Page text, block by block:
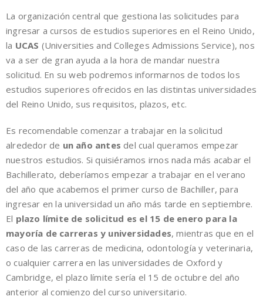
La organización central que gestiona las solicitudes para
ingresar a cursos de estudios superiores en el Reino Unido,
la UCAS (Universities and Colleges Admissions Service), nos
va a ser de gran ayuda a la hora de mandar nuestra
solicitud. En su web podremos informarnos de todos los
estudios superiores ofrecidos en las distintas universidades
del Reino Unido, sus requisitos, plazos, etc.
Es recomendable comenzar a trabajar en la solicitud
alrededor de un año antes del cual queramos empezar
nuestros estudios. Si quisiéramos irnos nada más acabar el
Bachillerato, deberíamos empezar a trabajar en el verano
del año que acabemos el primer curso de Bachiller, para
ingresar en la universidad un año más tarde en septiembre.
El plazo límite de solicitud es el 15 de enero para la
mayoría de carreras y universidades, mientras que en el
caso de las carreras de medicina, odontología y veterinaria,
o cualquier carrera en las universidades de Oxford y
Cambridge, el plazo límite sería el 15 de octubre del año
anterior al comienzo del curso universitario.